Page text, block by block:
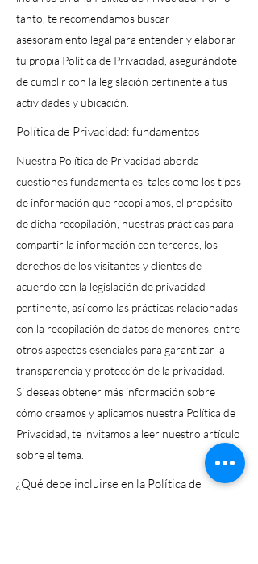
tanto, te recomendamos buscar
asesoramiento legal para entender y elaborar
tu propia Política de Privacidad, asegurándote
de cumplir con la legislación pertinente a tus
actividades y ubicación.
Política de Privacidad: fundamentos
Nuestra Política de Privacidad aborda
cuestiones fundamentales, tales como los tipos
de información que recopilamos, el propósito
de dicha recopilación, nuestras prácticas para
compartir la información con terceros, los
derechos de los visitantes y clientes de
acuerdo con la legislación de privacidad
pertinente, así como las prácticas relacionadas
con la recopilación de datos de menores, entre
otros aspectos esenciales para garantizar la
transparencia y protección de la privacidad.
Si deseas obtener más información sobre
cómo creamos y aplicamos nuestra Política de
Privacidad, te invitamos a leer nuestro artículo
sobre el tema.
¿Qué debe incluirse en la Política de